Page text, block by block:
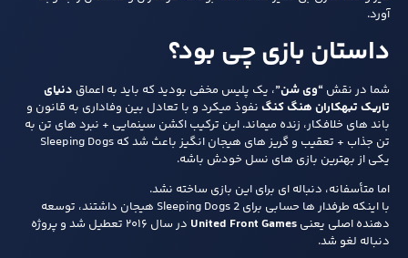
آورد.
داستان بازی چی بود؟
شما در نقش “وی شن”، یک پلیس مخفی بودید که باید به اعماق دنیای
تاریک تبهکاران هنگ کنگ نفوذ میکرد و با تعادل بین وفاداری به قانون و
باند های خلافکار، زنده میماند. این ترکیب اکشن سینمایی + نبرد های تن‌ به‌
تن جذاب + تعقیب و گریز های هیجان‌ انگیز باعث شد که Sleeping Dogs
یکی از بهترین بازی‌ های نسل خودش باشه.
اما متأسفانه، دنباله‌ ای برای این بازی ساخته نشد.
با اینکه طرفدار ها حسابی برای Sleeping Dogs 2 هیجان داشتند، توسعه‌
دهنده‌ اصلی یعنی United Front Games
در سال ۲۰۱۶ تعطیل شد و پروژه‌
دنباله لغو شد.